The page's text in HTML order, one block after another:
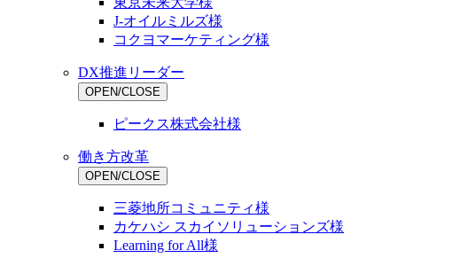
J-オイルミルズ様
コクヨマーケティング様
DX推進リーダー
OPEN/CLOSE
ピークス株式会社様
働き方改革
OPEN/CLOSE
三菱地所コミュニティ様
カケハシ スカイソリューションズ様
Learning for All様